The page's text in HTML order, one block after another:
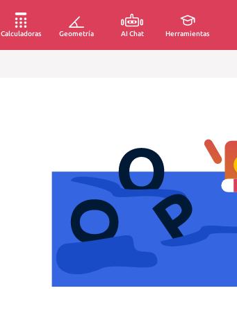
Calculadoras Geometría AI Chat Herramientas